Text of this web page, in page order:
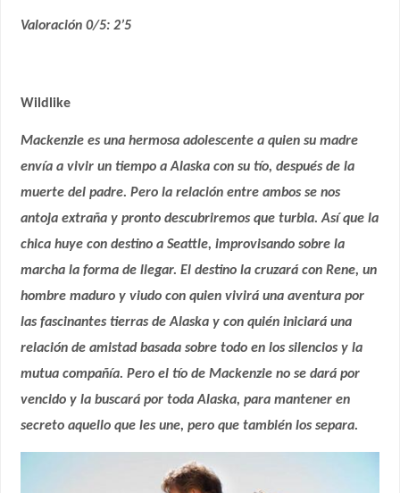
Valoración 0/5: 2’5
Wildlike
Mackenzie es una hermosa adolescente a quien su madre
envía a vivir un tiempo a Alaska con su tío, después de la
muerte del padre. Pero la relación entre ambos se nos
antoja extraña y pronto descubriremos que turbia. Así que la
chica huye con destino a Seattle, improvisando sobre la
marcha la forma de llegar. El destino la cruzará con Rene, un
hombre maduro y viudo con quien vivirá una aventura por
las fascinantes tierras de Alaska y con quién iniciará una
relación de amistad basada sobre todo en los silencios y la
mutua compañía. Pero el tío de Mackenzie no se dará por
vencido y la buscará por toda Alaska, para mantener en
secreto aquello que les une, pero que también los separa.